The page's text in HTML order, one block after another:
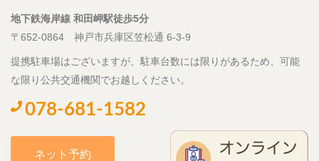
地下鉄海岸線 和田岬駅徒歩5分
〒652-0864 神戸市兵庫区笠松通 6-3-9
提携駐車場はございますが、駐車台数には限りがあるため、可能
な限り公共交通機関でお越しください。
078-681-1582
ネット予約